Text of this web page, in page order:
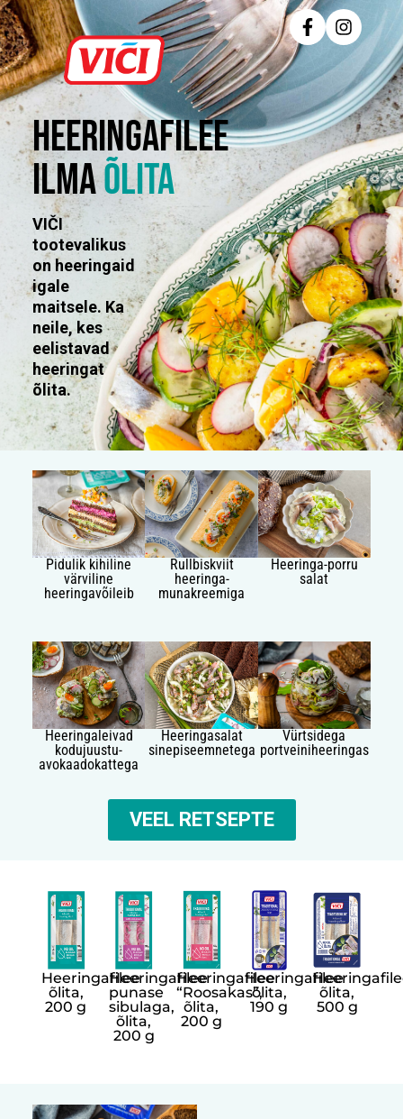
Heeringafilee
ilmaõlita
VIČI
tootevalikus
on heeringaid
igale
maitsele. Ka
neile, kes
eelistavad
heeringat
õlita.
Pidulik kihiline
värviline
heeringavõileib
Rullbiskviit
heeringa-
munakreemiga
Heeringa-porru
salat
Heeringaleivad
kodujuustu-
avokaadokattega
Heeringasalat
sinepiseemnetega
Vürtsidega
portveiniheeringas
VEEL RETSEPTE
Heeringafilee
õlita,
200 g
Heeringafilee
punase
sibulaga,
õlita,
200 g
Heeringafilee
“Roosakas”,
õlita,
200 g
Heeringafilee
õlita,
190 g
õlita,
500 g